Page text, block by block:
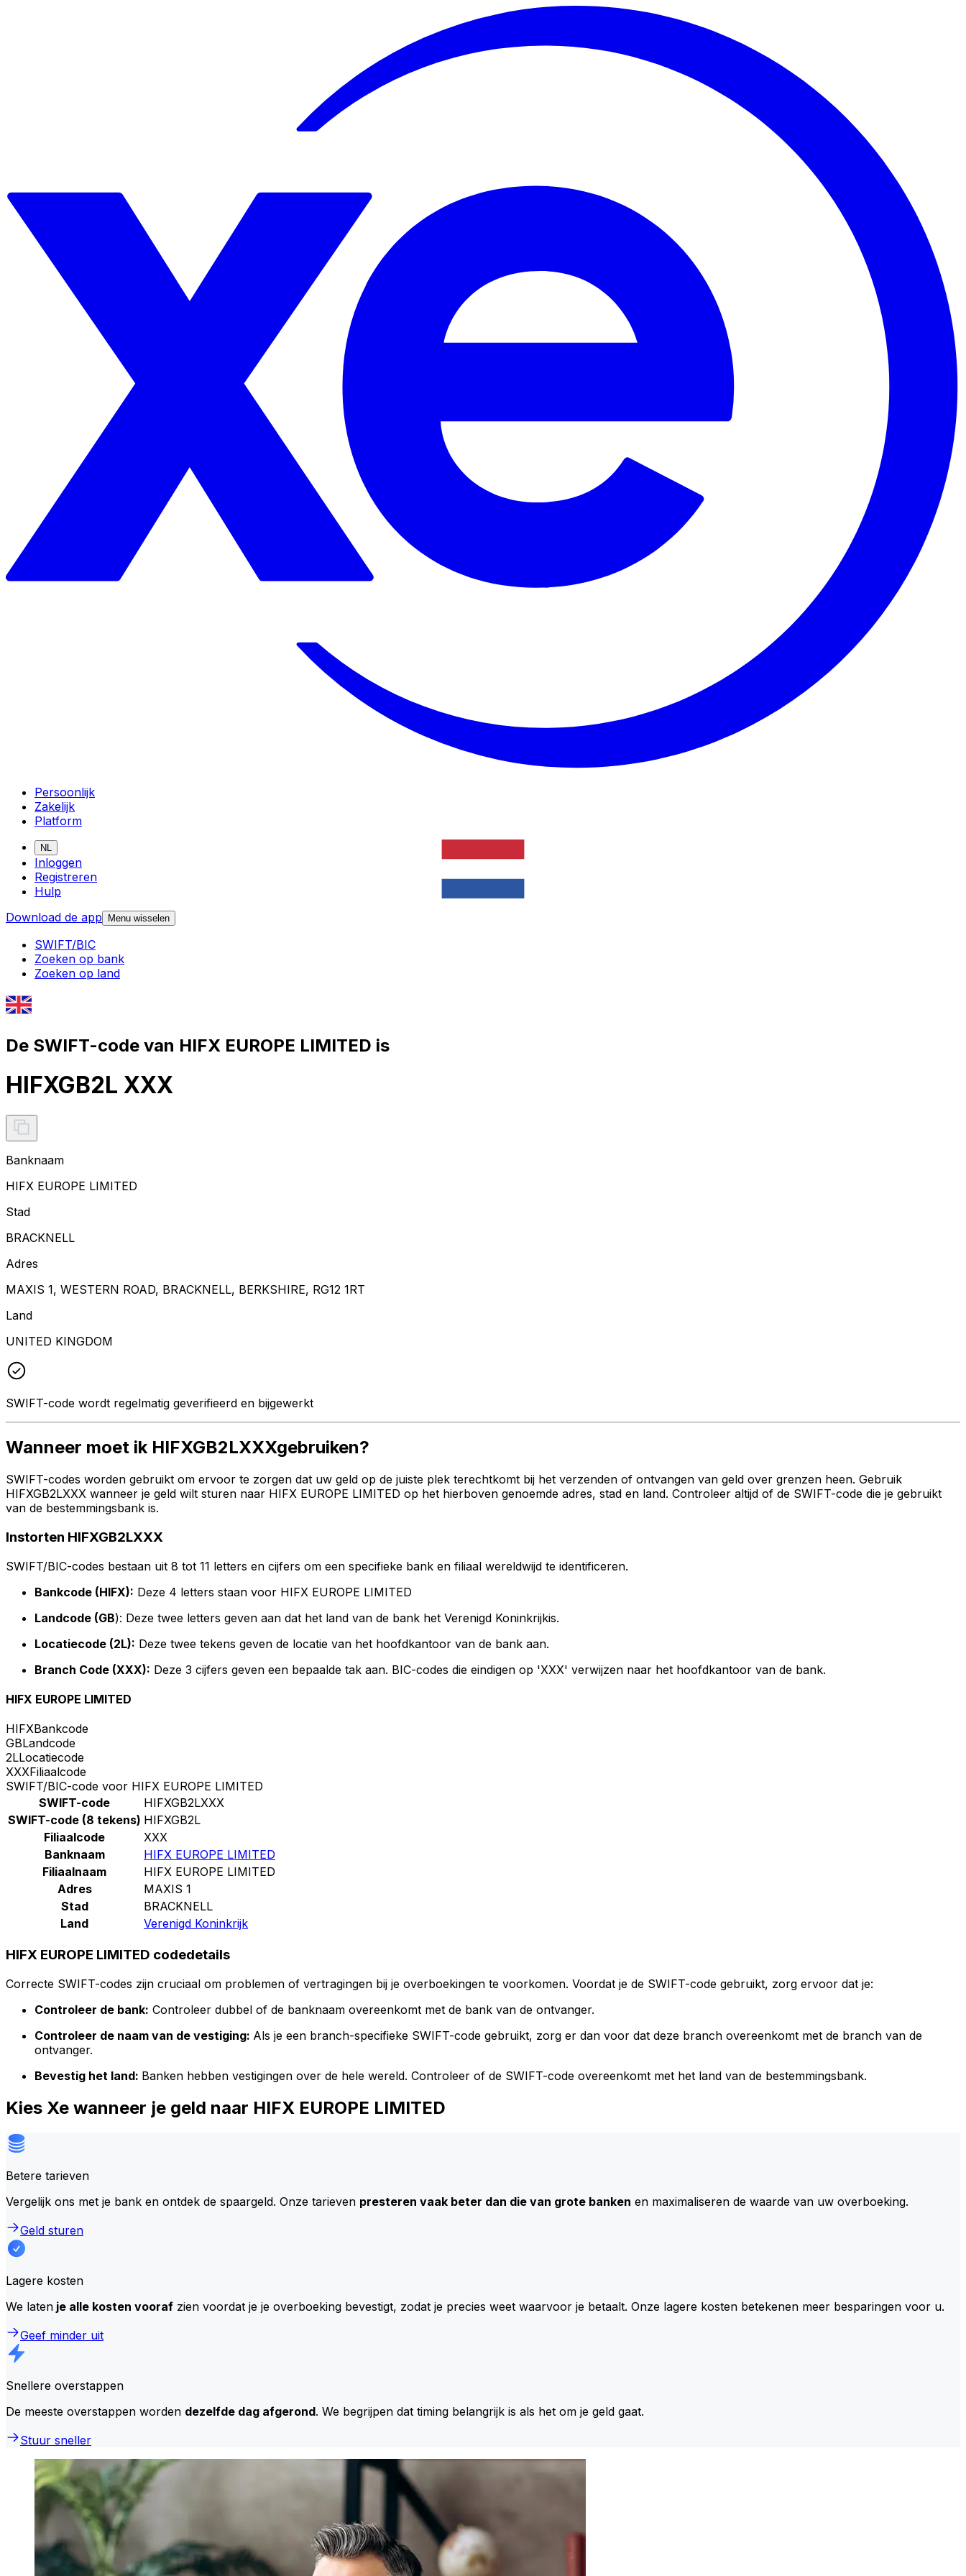
Persoonlijk
Zakelijk
Platform
NL
Inloggen
Registreren
Hulp
Download de app
Menu wisselen
SWIFT/BIC
Zoeken op bank
Zoeken op land
De SWIFT-code van HIFX EUROPE LIMITED is
HIFXGB2L XXX
Banknaam
HIFX EUROPE LIMITED
Stad
BRACKNELL
Adres
MAXIS 1, WESTERN ROAD, BRACKNELL, BERKSHIRE, RG12 1RT
Land
UNITED KINGDOM
SWIFT-code wordt regelmatig geverifieerd en bijgewerkt
Wanneer moet ik HIFXGB2LXXXgebruiken?
SWIFT-codes worden gebruikt om ervoor te zorgen dat uw geld op de juiste plek terechtkomt bij het verzenden of ontvangen van geld over grenzen heen. Gebruik
HIFXGB2LXXX wanneer je geld wilt sturen naar HIFX EUROPE LIMITED op het hierboven genoemde adres, stad en land. Controleer altijd of de SWIFT-code die je gebruikt
van de bestemmingsbank is.
Instorten HIFXGB2LXXX
SWIFT/BIC-codes bestaan uit 8 tot 11 letters en cijfers om een specifieke bank en filiaal wereldwijd te identificeren.
Bankcode (HIFX): Deze 4 letters staan voor HIFX EUROPE LIMITED
Landcode (GB): Deze twee letters geven aan dat het land van de bank het Verenigd Koninkrijkis.
Locatiecode (2L): Deze twee tekens geven de locatie van het hoofdkantoor van de bank aan.
Branch Code (XXX): Deze 3 cijfers geven een bepaalde tak aan. BIC-codes die eindigen op 'XXX' verwijzen naar het hoofdkantoor van de bank.
HIFX EUROPE LIMITED
HIFXBankcode
GBLandcode
2LLocatiecode
XXXFiliaalcode
SWIFT/BIC-code voor HIFX EUROPE LIMITED
SWIFT-code
HIFXGB2LXXX
SWIFT-code (8 tekens) HIFXGB2L
Filiaalcode
XXX
Banknaam
HIFX EUROPE LIMITED
Filiaalnaam
HIFX EUROPE LIMITED
Adres
MAXIS 1
Stad
BRACKNELL
Land
Verenigd Koninkrijk
HIFX EUROPE LIMITED codedetails
Correcte SWIFT-codes zijn cruciaal om problemen of vertragingen bij je overboekingen te voorkomen. Voordat je de SWIFT-code gebruikt, zorg ervoor dat je:
Controleer de bank: Controleer dubbel of de banknaam overeenkomt met de bank van de ontvanger.
Controleer de naam van de vestiging: Als je een branch-specifieke SWIFT-code gebruikt, zorg er dan voor dat deze branch overeenkomt met de branch van de
ontvanger.
Bevestig het land: Banken hebben vestigingen over de hele wereld. Controleer of de SWIFT-code overeenkomt met het land van de bestemmingsbank.
Kies Xe wanneer je geld naar HIFX EUROPE LIMITED
Betere tarieven
Vergelijk ons met je bank en ontdek de spaargeld. Onze tarieven presteren vaak beter dan die van grote banken en maximaliseren de waarde van uw overboeking.
Geld sturen
Lagere kosten
We laten je alle kosten vooraf zien voordat je je overboeking bevestigt, zodat je precies weet waarvoor je betaalt. Onze lagere kosten betekenen meer besparingen voor u.
Geef minder uit
Snellere overstappen
De meeste overstappen worden dezelfde dag afgerond. We begrijpen dat timing belangrijk is als het om je geld gaat.
Stuur sneller